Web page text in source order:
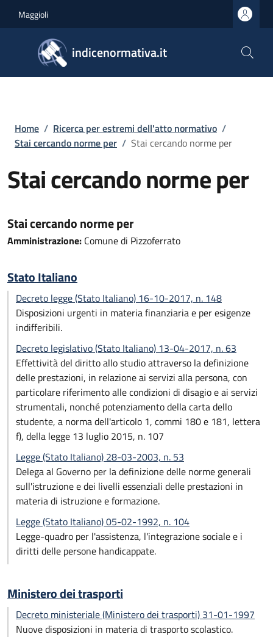
Maggioli
indicenormativa.it
Briciole di pane
Home / Ricerca per estremi dell'atto normativo /
Stai cercando norme per / Stai cercando norme per
Stai cercando norme per
Stai cercando norme per
Amministrazione: Comune di Pizzoferrato
Stato Italiano
Decreto legge (Stato Italiano) 16-10-2017, n. 148
Disposizioni urgenti in materia finanziaria e per esigenze
indifferibili.
Decreto legislativo (Stato Italiano) 13-04-2017, n. 63
Effettività del diritto allo studio attraverso la definizione
delle prestazioni, in relazione ai servizi alla persona, con
particolare riferimento alle condizioni di disagio e ai servizi
strumentali, nonché potenziamento della carta dello
studente, a norma dell'articolo 1, commi 180 e 181, lettera
f), della legge 13 luglio 2015, n. 107
Legge (Stato Italiano) 28-03-2003, n. 53
Delega al Governo per la definizione delle norme generali
sull'istruzione e dei livelli essenziali delle prestazioni in
materia di istruzione e formazione.
Legge (Stato Italiano) 05-02-1992, n. 104
Legge-quadro per l'assistenza, l'integrazione sociale e i
diritti delle persone handicappate.
Ministero dei trasporti
Decreto ministeriale (Ministero dei trasporti) 31-01-1997
Nuove disposizioni in materia di trasporto scolastico.